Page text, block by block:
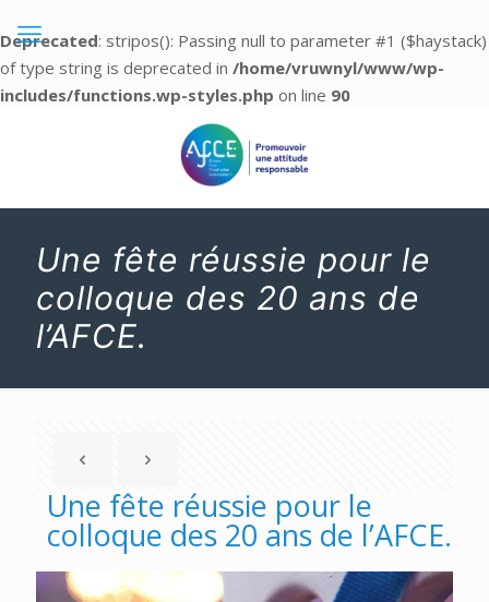
Deprecated: stripos(): Passing null to parameter #1 ($haystack)
of type string is deprecated in /home/vruwnyl/www/wp-
includes/functions.wp-styles.php on line 90
Une fête réussie pour le
colloque des 20 ans de
l’AFCE.
Une fête réussie pour le
colloque des 20 ans de l’AFCE.